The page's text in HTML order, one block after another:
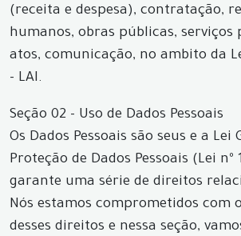
(receita e despesa), contratação,
humanos, obras públicas, serviços
atos, comunicação, no ambito da
- LAI.
Seção 02 - Uso de Dados Pessoais
Os Dados Pessoais são seus e a Lei
Proteção de Dados Pessoais (Lei nº
garante uma série de direitos
Nós estamos comprometidos com
desses direitos e nessa seção,